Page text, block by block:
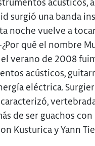
surgió una banda
noche vuelve a
qué el nombre
verano de 2008
acústicos,
eléctrica.
de ser guachos
Kusturica y Yann